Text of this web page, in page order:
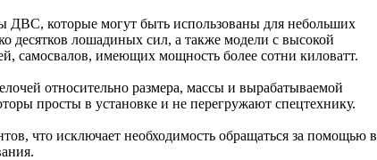
ДВС, которые могут быть использованы для небольших
десятков лошадиных сил, а также модели с высокой
самосвалов, имеющих мощность более сотни киловатт.
относительно размера, массы и вырабатываемой
просты в установке и не перегружают спецтехнику.
что исключает необходимость обращаться за помощью в